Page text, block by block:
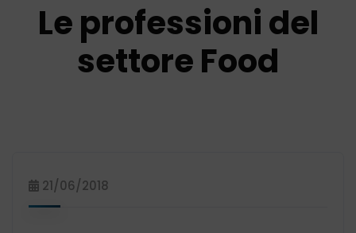
Le professioni del
settore Food
21/06/2018